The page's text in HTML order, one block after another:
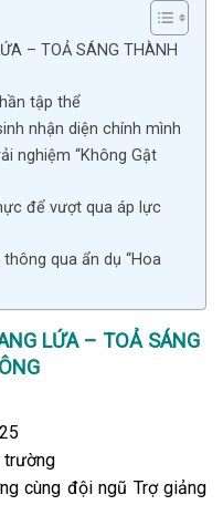
– TOẢ SÁNG THÀNH
tập thể
nhận diện chính mình
nghiệm “Không Gật
để vượt qua áp lực
qua ẩn dụ “Hoa
LỨA – TOẢ SÁNG
trường
cùng đội ngũ Trợ giảng